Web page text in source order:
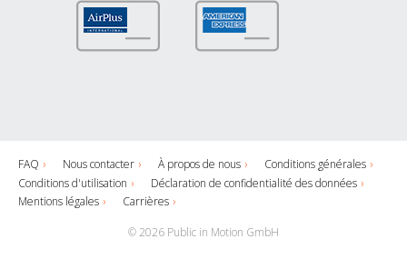
FAQ Nous contacter À propos de nous
Conditions générales
Conditions d'utilisation
Déclaration de confidentialité des données
Mentions légales
Carrières
© 2026 Public in Motion GmbH